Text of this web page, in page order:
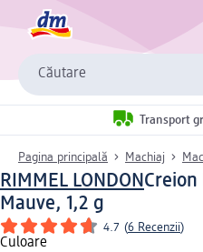
Căutare
Transport
Pagina principală Machiaj
RIMMEL LONDONCreion
Mauve, 1,2 g
4.7 (6 Recenzii)
Culoare